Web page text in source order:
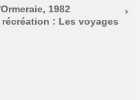
1982
: Les voyages